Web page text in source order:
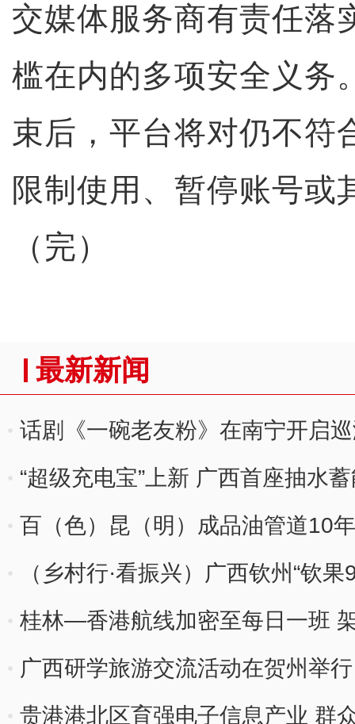
交媒体服务商有责任落
槛在内的多项安全义务
束后，平台将对仍不符
限制使用、暂停账号或
（完）
最新新闻
话剧《一碗老友粉》在南宁开启
“超级充电宝”上新 广西首座抽水
顶
百（色）昆（明）成品油管道10
（乡村行·看振兴）广西钦州“钦
桂林—香港航线加密至每日一班
广西研学旅游交流活动在贺州举
贵港港北区育强电子信息产业 群